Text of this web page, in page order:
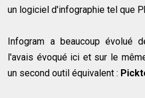
un logiciel d'infographie tel que
Infogram a beaucoup évolué
l'avais évoqué ici et sur le
un second outil équivalent :